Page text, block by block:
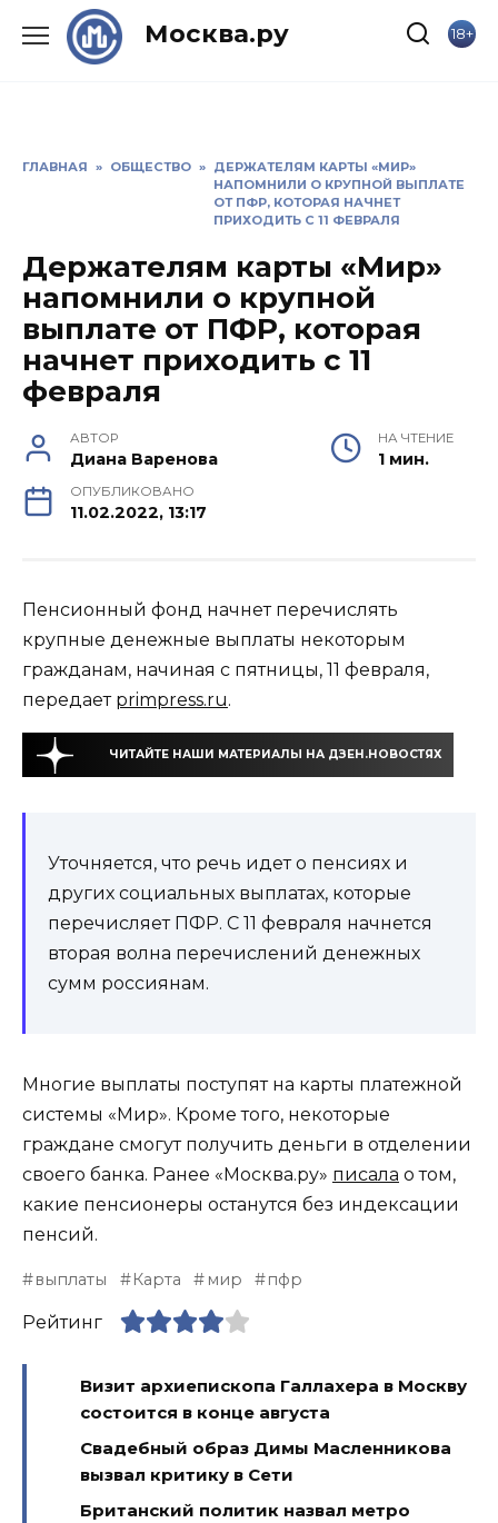
Москва.ру 18+
ГЛАВНАЯ » ОБЩЕСТВО » ДЕРЖАТЕЛЯМ КАРТЫ «МИР»
НАПОМНИЛИ О КРУПНОЙ ВЫПЛАТЕ
ОТ ПФР, КОТОРАЯ НАЧНЕТ
ПРИХОДИТЬ С 11 ФЕВРАЛЯ
Держателям карты «Мир»
напомнили о крупной
выплате от ПФР, которая
начнет приходить с 11
февраля
АВТОР
Диана Варенова
НА ЧТЕНИЕ
1 мин.
ОПУБЛИКОВАНО
11.02.2022, 13:17
Пенсионный фонд начнет перечислять
крупные денежные выплаты некоторым
гражданам, начиная с пятницы, 11 февраля,
передает primpress.ru.
ЧИТАЙТЕ НАШИ МАТЕРИАЛЫ НА ДЗЕН.НОВОСТЯХ
Уточняется, что речь идет о пенсиях и
других социальных выплатах, которые
перечисляет ПФР. С 11 февраля начнется
вторая волна перечислений денежных
сумм россиянам.
Многие выплаты поступят на карты платежной
системы «Мир». Кроме того, некоторые
граждане смогут получить деньги в отделении
своего банка. Ранее «Москва.ру» писала о том,
какие пенсионеры останутся без индексации
пенсий.
выплаты Карта мир пфр
Рейтинг
Визит архиепископа Галлахера в Москву
состоится в конце августа
Свадебный образ Димы Масленникова
вызвал критику в Сети
Британский политик назвал метро